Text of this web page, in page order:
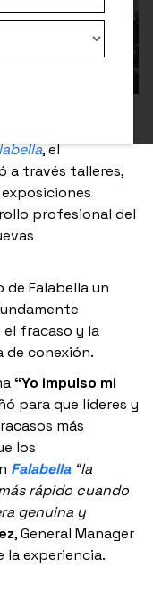
, el
a través talleres,
profesional del
Falabella un
fracaso y la
de conexión.
“Yo impulso mi
para que líderes y
más
los
Falabella “la
rápido cuando
genuina y
, General Manager
la experiencia.